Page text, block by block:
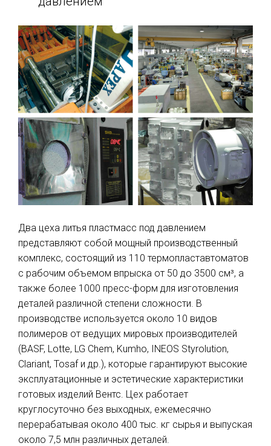
Два цеха литья пластмасс под давлением
представляют собой мощный производственный
комплекс, состоящий из 110 термопластавтоматов
с рабочим объемом впрыска от 50 до 3500 см³, а
также более 1000 пресс-форм для изготовления
деталей различной степени сложности. В
производстве используется около 10 видов
полимеров от ведущих мировых производителей
(BASF, Lotte, LG Chem, Kumho, INEOS Styrolution,
Clariant, Tosaf и др.), которые гарантируют высокие
эксплуатационные и эстетические характеристики
готовых изделий Вентс. Цех работает
круглосуточно без выходных, ежемесячно
перерабатывая около 400 тыс. кг сырья и выпуская
около 7,5 млн различных деталей.